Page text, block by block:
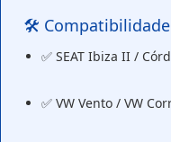
🛠️ Compatibilidade
✅ SEAT Ibiza II /
✅ VW Vento / VW